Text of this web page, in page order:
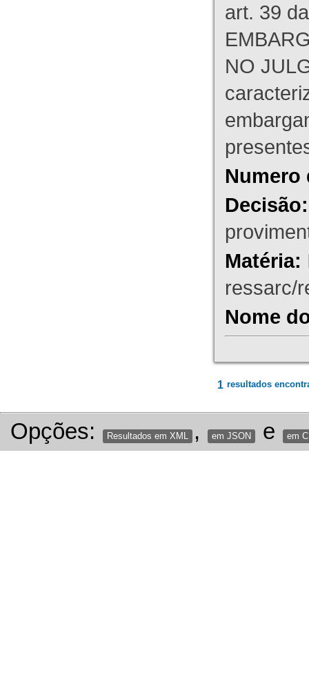
art. 39
NO
Numero
Decisão:
Matéria:
ressarc/
Nome
1 resultados
Opções: Resultados em XML , em JSON e em